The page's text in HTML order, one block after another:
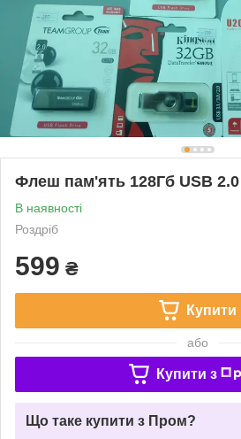
Флеш пам'ять 128Гб USB
В наявності
Роздріб
599 ₴
Купити
або
Купити з
Що таке купити з Пром?